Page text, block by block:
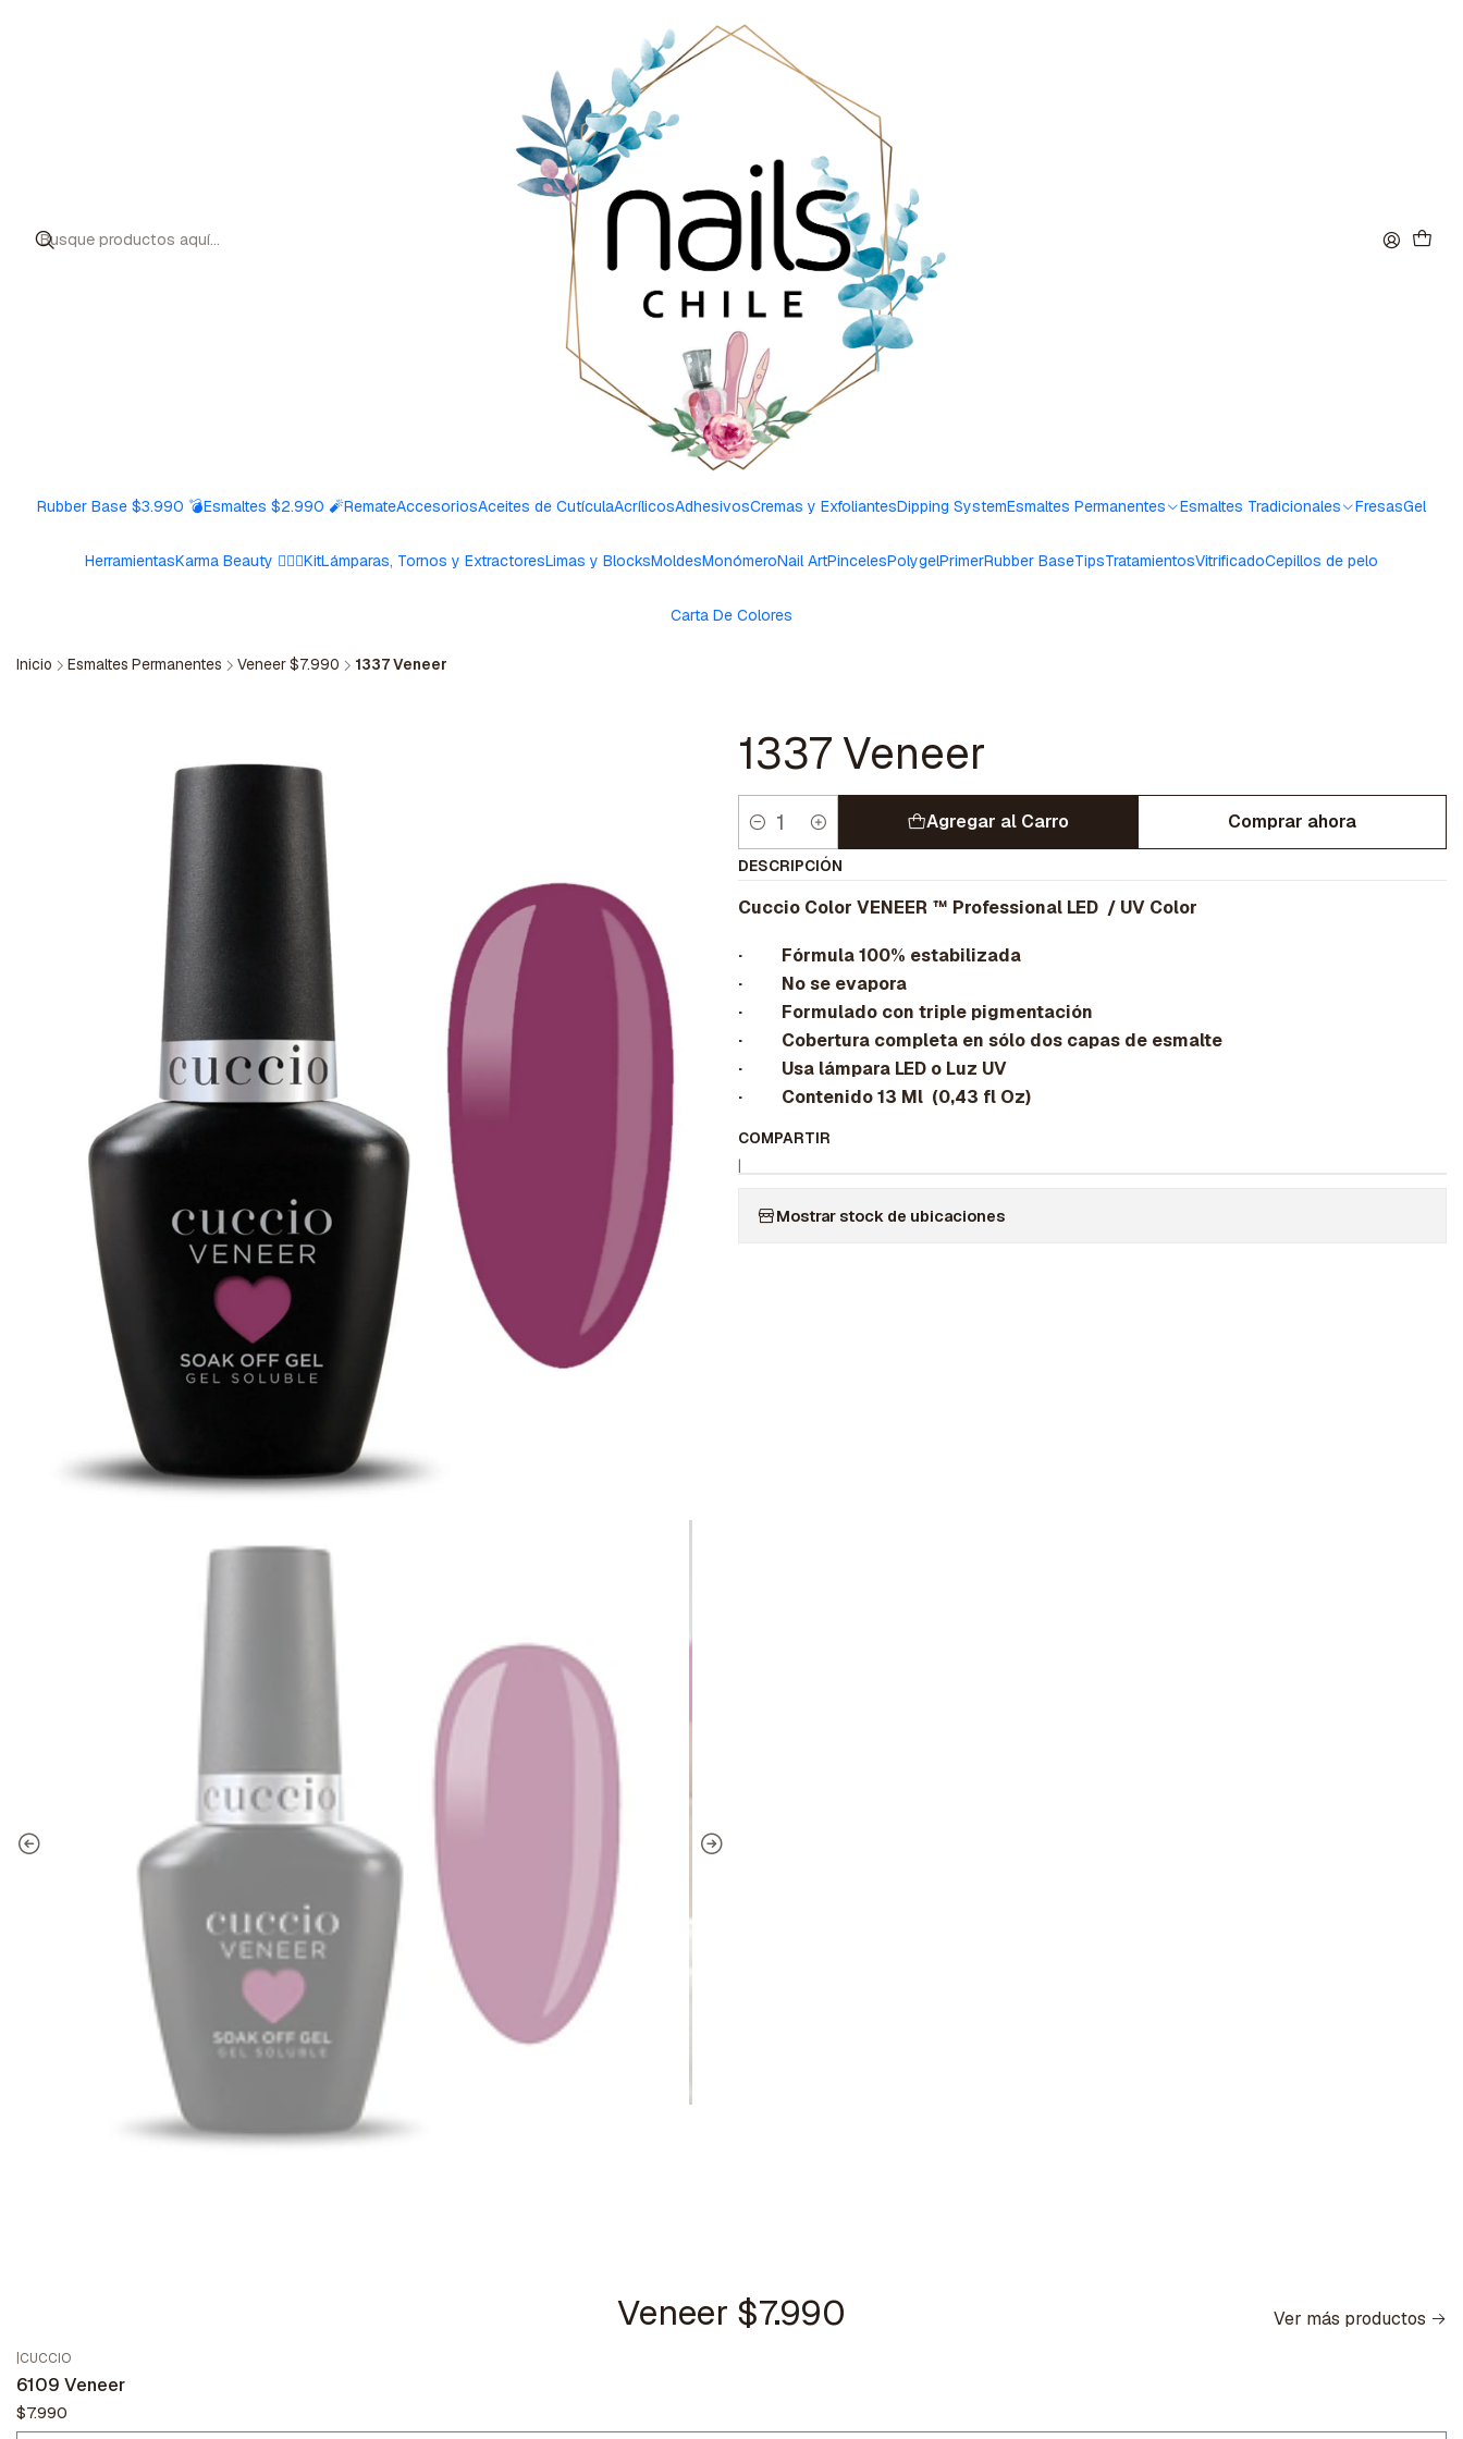
Rubber Base $3.990 💣Esmaltes $2.990 🧨RemateAccesoriosAceites de CutículaAcrílicosAdhesivosCremas y ExfoliantesDipping SystemEsmaltes Permanentes Esmaltes Tradicionales FresasGel
HerramientasKarma Beauty 🧘🏼‍♀️KitLámparas, Tornos y ExtractoresLimas y BlocksMoldesMonómeroNail ArtPincelesPolygelPrimerRubber BaseTipsTratamientosVitrificadoCepillos de pelo
Carta De Colores
Inicio Esmaltes Permanentes Veneer $7.990 1337 Veneer
1337 Veneer
Cantidad
Agregar al Carro Comprar ahora
DESCRIPCIÓN
Cuccio Color VENEER ™ Professional LED / UV Color
· Fórmula 100% estabilizada
· No se evapora
· Formulado con triple pigmentación
· Cobertura completa en sólo dos capas de esmalte
· Usa lámpara LED o Luz UV
· Contenido 13 Ml (0,43 fl Oz)
COMPARTIR
|
Mostrar stock de ubicaciones
Veneer $7.990 Ver más productos
CUCCIO
6109 Veneer
$7.990